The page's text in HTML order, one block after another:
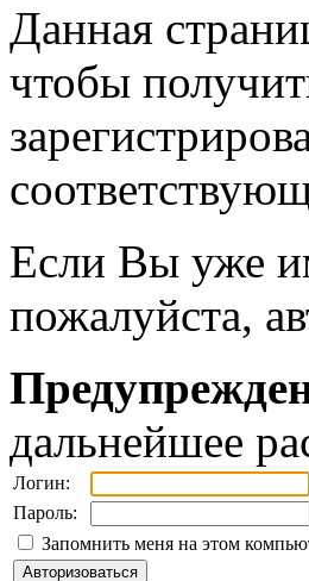
Данная
чтобы
Если Вы уже
пожалуйста,
дальнейшее
Логин:
Пароль:
Запомнить меня на этом